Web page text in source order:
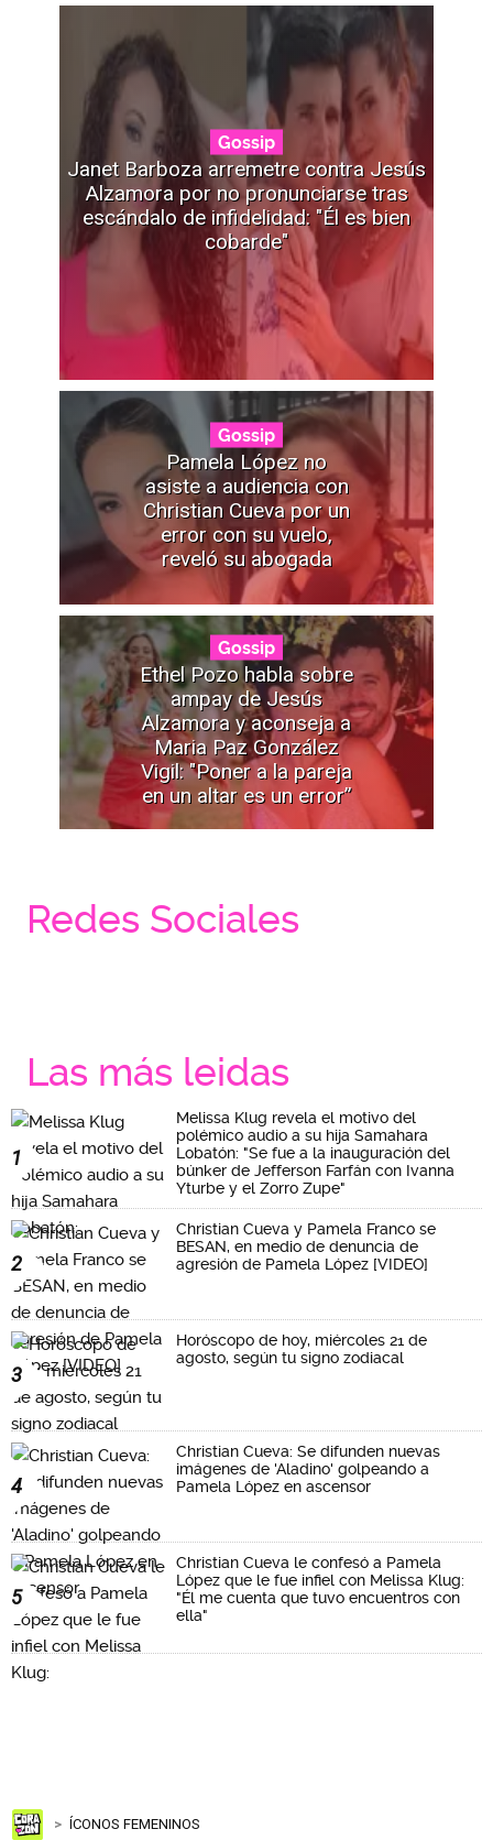
Gossip
Janet Barboza arremetre contra Jesús
Alzamora por no pronunciarse tras
escándalo de infidelidad: "Él es bien
cobarde"
Gossip
Pamela López no
asiste a audiencia con
Christian Cueva por un
error con su vuelo,
reveló su abogada
Gossip
Ethel Pozo habla sobre
ampay de Jesús
Alzamora y aconseja a
Maria Paz González
Vigil: "Poner a la pareja
en un altar es un error”
Redes Sociales
Las más leidas
1
Melissa Klug revela el motivo del
polémico audio a su hija Samahara
Lobatón: "Se fue a la inauguración del
búnker de Jefferson Farfán con Ivanna
Yturbe y el Zorro Zupe"
2
Christian Cueva y Pamela Franco se
BESAN, en medio de denuncia de
agresión de Pamela López [VIDEO]
3
Horóscopo de hoy, miércoles 21 de
agosto, según tu signo zodiacal
4
Christian Cueva: Se difunden nuevas
imágenes de 'Aladino' golpeando a
Pamela López en ascensor
5
Christian Cueva le confesó a Pamela
López que le fue infiel con Melissa Klug:
"Él me cuenta que tuvo encuentros con
ella"
ÍCONOS FEMENINOS